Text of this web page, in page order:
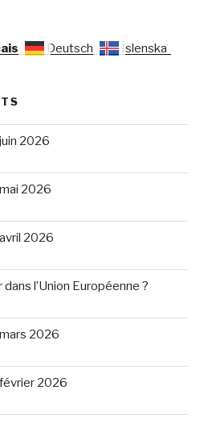
Deutsch Íslenska
2026
2026
2026
l’Union Européenne ?
2026
2026